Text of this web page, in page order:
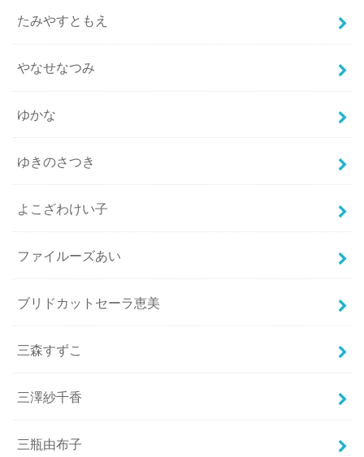
たみやすともえ
やなせなつみ
ゆかな
ゆきのさつき
よこざわけい子
ファイルーズあい
ブリドカットセーラ恵美
三森すずこ
三澤紗千香
三瓶由布子